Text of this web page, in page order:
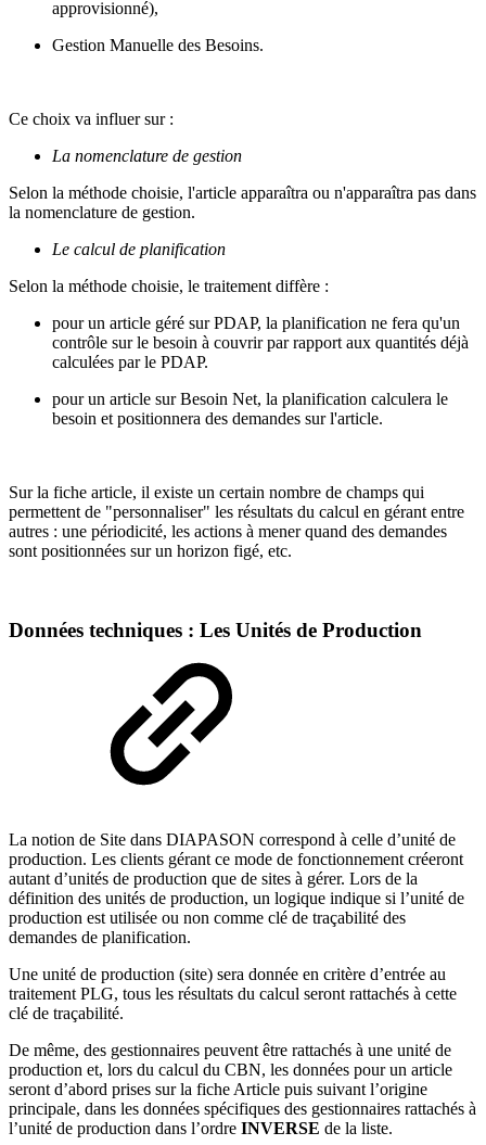
approvisionné),
Gestion Manuelle des Besoins.
Ce choix va influer sur :
La nomenclature de gestion
Selon la méthode choisie, l'article apparaîtra ou n'apparaîtra pas dans
la nomenclature de gestion.
Le calcul de planification
Selon la méthode choisie, le traitement diffère :
pour un article géré sur PDAP, la planification ne fera qu'un
contrôle sur le besoin à couvrir par rapport aux quantités déjà
calculées par le PDAP.
pour un article sur Besoin Net, la planification calculera le
besoin et positionnera des demandes sur l'article.
Sur la fiche article, il existe un certain nombre de champs qui
permettent de "personnaliser" les résultats du calcul en gérant entre
autres : une périodicité, les actions à mener quand des demandes
sont positionnées sur un horizon figé, etc.
Données techniques : Les Unités de Production
La notion de Site dans DIAPASON correspond à celle d’unité de
production. Les clients gérant ce mode de fonctionnement créeront
autant d’unités de production que de sites à gérer. Lors de la
définition des unités de production, un logique indique si l’unité de
production est utilisée ou non comme clé de traçabilité des
demandes de planification.
Une unité de production (site) sera donnée en critère d’entrée au
traitement PLG, tous les résultats du calcul seront rattachés à cette
clé de traçabilité.
De même, des gestionnaires peuvent être rattachés à une unité de
production et, lors du calcul du CBN, les données pour un article
seront d’abord prises sur la fiche Article puis suivant l’origine
principale, dans les données spécifiques des gestionnaires rattachés à
l’unité de production dans l’ordre INVERSE de la liste.